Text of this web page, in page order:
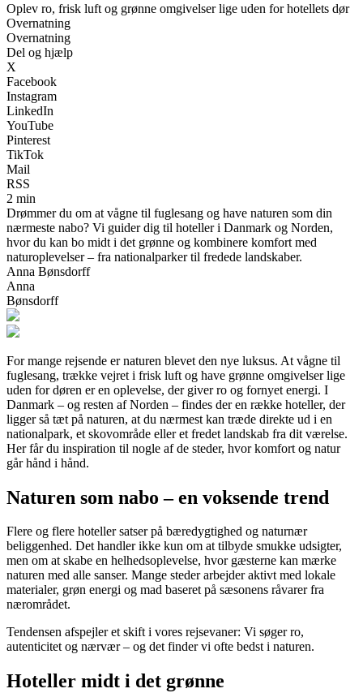
Oplev ro, frisk luft og grønne omgivelser lige uden for hotellets dør
Overnatning
Overnatning
Del og hjælp
X
Facebook
Instagram
LinkedIn
YouTube
Pinterest
TikTok
Mail
RSS
2 min
Drømmer du om at vågne til fuglesang og have naturen som din
nærmeste nabo? Vi guider dig til hoteller i Danmark og Norden,
hvor du kan bo midt i det grønne og kombinere komfort med
naturoplevelser – fra nationalparker til fredede landskaber.
Anna Bønsdorff
Anna
Bønsdorff
For mange rejsende er naturen blevet den nye luksus. At vågne til
fuglesang, trække vejret i frisk luft og have grønne omgivelser lige
uden for døren er en oplevelse, der giver ro og fornyet energi. I
Danmark – og resten af Norden – findes der en række hoteller, der
ligger så tæt på naturen, at du nærmest kan træde direkte ud i en
nationalpark, et skovområde eller et fredet landskab fra dit værelse.
Her får du inspiration til nogle af de steder, hvor komfort og natur
går hånd i hånd.
Naturen som nabo – en voksende trend
Flere og flere hoteller satser på bæredygtighed og naturnær
beliggenhed. Det handler ikke kun om at tilbyde smukke udsigter,
men om at skabe en helhedsoplevelse, hvor gæsterne kan mærke
naturen med alle sanser. Mange steder arbejder aktivt med lokale
materialer, grøn energi og mad baseret på sæsonens råvarer fra
nærområdet.
Tendensen afspejler et skift i vores rejsevaner: Vi søger ro,
autenticitet og nærvær – og det finder vi ofte bedst i naturen.
Hoteller midt i det grønne